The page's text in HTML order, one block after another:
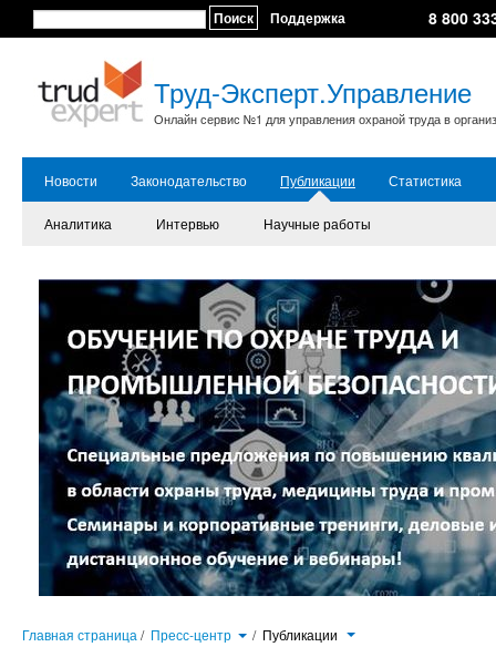
Поиск Поддержка 8 800
Труд-Эксперт.Управление
Онлайн сервис №1 для управления охраной труда в
Новости Законодательство Публикации Статистика
Аналитика Интервью Научные работы
Главная страница / Пресс-центр / Публикации